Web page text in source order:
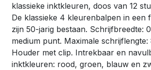
klassieke inktkleuren, doos van 12
De klassieke 4 kleurenbalpen in een
zijn 50-jarig bestaan. Schrijfbreedte:
medium punt. Maximale schrijflengte:
Houder met clip. Intrekbaar en
inktkleuren: rood, groen, blauw en